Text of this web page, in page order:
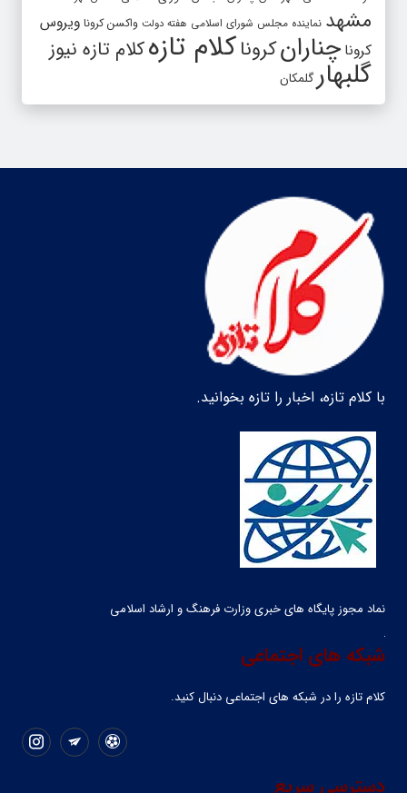
مشهد نماینده مجلس شورای اسلامی هفته دولت واکسن کرونا ویروس
کرونا چنارانکروناکلام تازهکلام تازه نیوز
گلبهارگلمکان
با کلام تازه، اخبار را تازه بخوانید.
نماد مجوز پایگاه های خبری وزارت فرهنگ و ارشاد اسلامی
شبکه های اجتماعی
کلام تازه را در شبکه ‌های اجتماعی دنبال کنید.
دسترسی سریع